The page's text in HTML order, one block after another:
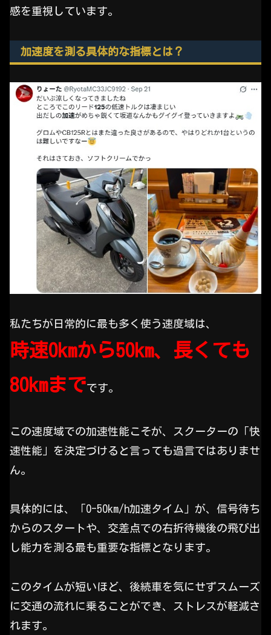
感を重視しています。
加速度を測る具体的な指標とは？
私たちが日常的に最も多く使う速度域は、
時速0kmから50km、長くても
80kmまでです。
この速度域での加速性能こそが、スクーターの「快
速性能」を決定づけると言っても過言ではありませ
ん。
具体的には、「0-50km/h加速タイム」が、信号待ち
からのスタートや、交差点での右折待機後の飛び出
し能力を測る最も重要な指標となります。
このタイムが短いほど、後続車を気にせずスムーズ
に交通の流れに乗ることができ、ストレスが軽減さ
れます。